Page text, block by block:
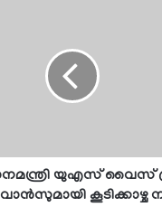
യുഎസ് വൈസ്
കൂടിക്കാഴ്ച